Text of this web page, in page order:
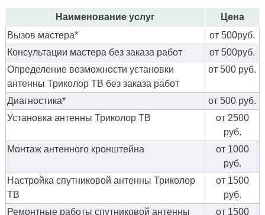
Наименование услуг
Цена
Вызов мастера*
от 500руб.
Консультации мастера без заказа работ
от 500руб.
Определение возможности установки
антенны Триколор ТВ без заказа работ
от 500 руб.
Диагностика*
от 500 руб.
Установка антенны Триколор ТВ
от 2500
руб.
Монтаж антенного кронштейна
от 1000
руб.
Настройка спутниковой антенны Триколор
ТВ
от 1500
руб.
Ремонтные работы спутниковой антенны
от 1500